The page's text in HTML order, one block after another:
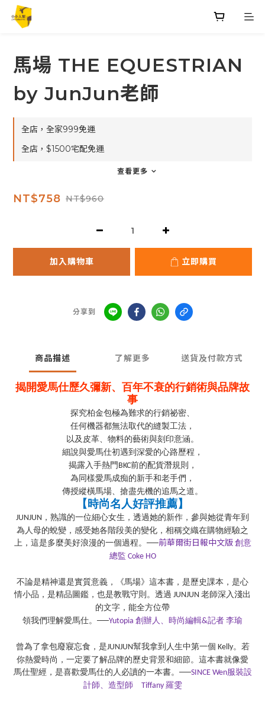
馬場 THE EQUESTRIAN
by JunJun老師
全店，全家999免運
全店，$1500宅配免運
查看更多
NT$758 NT$960
加入購物車 立即購買
分享到
商品描述 了解更多 送貨及付款方式
揭開愛馬仕歷久彌新、百年不衰的行銷術與品牌故
事
探究柏金包極為難求的行銷祕密、
任何機器都無法取代的縫製工法，
以及皮革、物料的藝術與刻印意涵。
細說與愛馬仕初遇到深愛的心路歷程，
揭露入手熱門 BKC前的配貨潛規則，
為同樣愛馬成痴的新手和老手們，
傳授縱橫馬場、搶盡先機的追馬之道。
【時尚名人好評推薦】
JUNJUN ，熟識的一位細心女生，透過她的新作，參與她從青年到
為人母的蛻變，感受她各階段美的變化，相稱交織在購物經驗之
上，這是多麼美好浪漫的一個過程。──前華爾街日報中文版 創意
總監 Coke HO
不論是精神還是實質意義，《馬場》這本書，是歷史課本，是心
情小品，是精品圖鑑，也是教戰守則。透過 JUNJUN 老師深入淺出
的文字，能全方位帶
領我們理解愛馬仕。──Yutopia 創辦人、時尚編輯&記者 李瑜
曾為了拿包廢寢忘食，是JUNJUN幫我拿到人生中第一個 Kelly。若
你熱愛時尚，一定要了解品牌的歷史背景和細節。這本書就像愛
馬仕聖經，是喜歡愛馬仕的人必讀的一本書。──SINCE Wen服裝設
計師、造型師 Tiffany 羅雯